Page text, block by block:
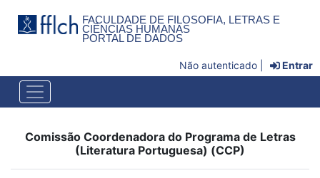
FACULDADE DE FILOSOFIA, LETRAS E
CIÊNCIAS HUMANAS
PORTAL DE DADOS
Não autenticado | Entrar
Comissão Coordenadora do Programa de Letras
(Literatura Portuguesa) (CCP)